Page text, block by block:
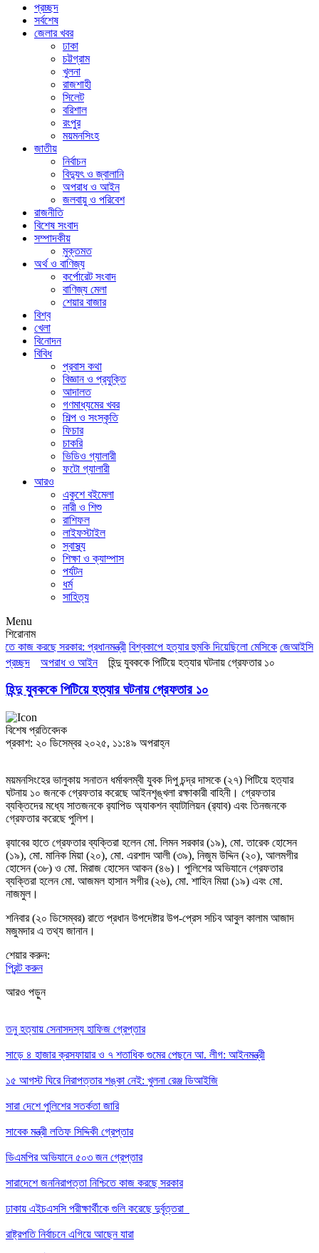
প্রচ্ছদ
সর্বশেষ
জেলার খবর
ঢাকা
চট্টগ্রাম
খুলনা
রাজশাহী
সিলেট
বরিশাল
রংপুর
ময়মনসিংহ
জাতীয়
নির্বাচন
বিদ্যুৎ ও জ্বালানি
অপরাধ ও আইন
জলবায়ু ও পরিবেশ
রাজনীতি
বিশেষ সংবাদ
সম্পাদকীয়
মুক্তমত
অর্থ ও বাণিজ্য
কর্পোরেট সংবাদ
বাণিজ্য মেলা
শেয়ার বাজার
বিশ্ব
খেলা
বিনোদন
বিবিধ
প্রবাস কথা
বিজ্ঞান ও প্রযুক্তি
আদালত
গণমাধ্যমের খবর
শিল্প ও সংস্কৃতি
ফিচার
চাকরি
ভিডিও গ্যালারী
ফটো গ্যালারী
আরও
একুশে বইমেলা
নারী ও শিশু
রাশিফল
লাইফস্টাইল
স্বাস্থ্য
শিক্ষা ও ক্যাম্পাস
পর্যটন
ধর্ম
সাহিত্য
Menu
শিরোনাম
কাজ করছে সরকার: প্রধানমন্ত্রী বিশ্বকাপে হত্যার হুমকি দিয়েছিলো মেসিকে জেআইসি
প্রচ্ছদ
অপরাধ ও আইন হিন্দু যুবককে পিটিয়ে হত্যার ঘটনায় গ্রেফতার ১০
হিন্দু যুবককে পিটিয়ে হত্যার ঘটনায় গ্রেফতার ১০
বিশেষ প্রতিবেদক
প্রকাশ: ২০ ডিসেম্বর ২০২৫, ১১:৪৯ অপরাহ্ন
ময়মনসিংহের ভালুকায় সনাতন ধর্মাবলম্বী যুবক দিপু চন্দ্র দাসকে (২৭) পিটিয়ে হত্যার
ঘটনায় ১০ জনকে গ্রেফতার করেছে আইনশৃঙ্খলা রক্ষাকারী বাহিনী। গ্রেফতার
ব্যক্তিদের মধ্যে সাতজনকে র‍্যাপিড অ‍্যাকশন ব্যাটালিয়ন (র‍্যাব) এবং তিনজনকে
গ্রেফতার করেছে পুলিশ।
র‍্যাবের হাতে গ্রেফতার ব্যক্তিরা হলেন মো. লিমন সরকার (১৯), মো. তারেক হোসেন
(১৯), মো. মানিক মিয়া (২০), মো. এরশাদ আলী (৩৯), নিজুম উদ্দিন (২০), আলমগীর
হোসেন (৩৮) ও মো. মিরাজ হোসেন আকন (৪৬)। পুলিশের অভিযানে গ্রেফতার
ব্যক্তিরা হলেন মো. আজমল হাসান সগীর (২৬), মো. শাহিন মিয়া (১৯) এবং মো.
নাজমুল।
শনিবার (২০ ডিসেম্বর) রাতে প্রধান উপদেষ্টার উপ-প্রেস সচিব আবুল কালাম আজাদ
মজুমদার এ তথ্য জানান।
শেয়ার করুন:
প্রিন্ট করুন
আরও পড়ুন
তনু হত্যায় সেনাসদস্য হাফিজ গ্রেপ্তার
সাড়ে ৪ হাজার ক্রসফায়ার ও ৭ শতাধিক গুমের পেছনে আ. লীগ: আইনমন্ত্রী
১৫ আগস্ট ঘিরে নিরাপত্তার শঙ্কা নেই: খুলনা রেঞ্জ ডিআইজি
সারা দেশে পুলিশের সতর্কতা জারি
সাবেক মন্ত্রী লতিফ সিদ্দিকী গ্রেপ্তার
ডিএমপির অভিযানে ৫০৩ জন গ্রেপ্তার
সারাদেশে জননিরাপত্তা নিশ্চিতে কাজ করছে সরকার
ঢাকায় এইচএসসি পরীক্ষার্থীকে গুলি করেছে দুর্বৃত্তরা
রাষ্ট্রপতি নির্বাচনে এগিয়ে আছেন যারা